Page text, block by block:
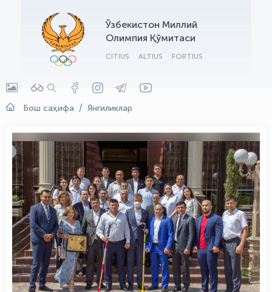
Ўзбекистон Миллий
Олимпия Қўмитаси
CITIUS ALTIUS FORTIUS
Бош саҳифа Янгиликлар
OLYMPCHIK AI - yordamchi
Онлайн · olympic.uz